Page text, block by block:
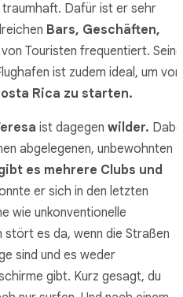
Dafür ist er sehr
Bars, Geschäften,
von Touristen frequentiert. Seine
ist zudem ideal, um von
Rica zu starten.
ist dagegen wilder.
abgelegenen, unbewohnten
es mehrere Clubs und
er sich in den letzten
wie unkonventionelle
stört es da, wenn die Straßen
sind und es weder
gibt. Kurz gesagt, du